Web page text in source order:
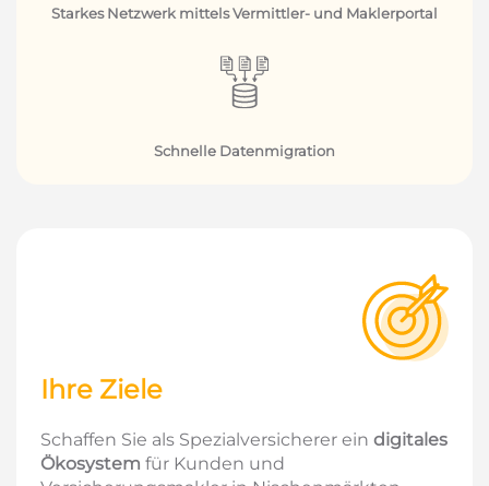
Starkes Netzwerk mittels Vermittler- und Maklerportal
Schnelle Datenmigration
Ihre Ziele
Schaffen Sie als Spezialversicherer ein digitales
Ökosystem für Kunden und